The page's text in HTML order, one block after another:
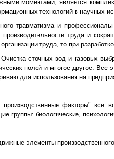
моментами, является
технологий в научных
травматизма и
труда и
труда, то при
сточных вод и газовых
полей и многое другое. Все
для использования на
факторы" все
группы: биологические,
элементы